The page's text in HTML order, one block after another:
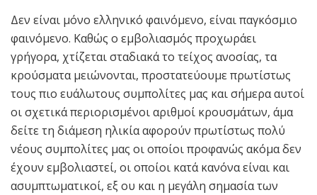
Δεν είναι μόνο ελληνικό φαινόμενο, είναι παγκόσμιο
φαινόμενο. Καθώς ο εμβολιασμός προχωράει
γρήγορα, χτίζεται σταδιακά το τείχος ανοσίας, τα
κρούσματα μειώνονται, προστατεύουμε πρωτίστως
τους πιο ευάλωτους συμπολίτες μας και σήμερα αυτοί
οι σχετικά περιορισμένοι αριθμοί κρουσμάτων, άμα
δείτε τη διάμεση ηλικία αφορούν πρωτίστως πολύ
νέους συμπολίτες μας οι οποίοι προφανώς ακόμα δεν
έχουν εμβολιαστεί, οι οποίοι κατά κανόνα είναι και
ασυμπτωματικοί, εξ ου και η μεγάλη σημασία των